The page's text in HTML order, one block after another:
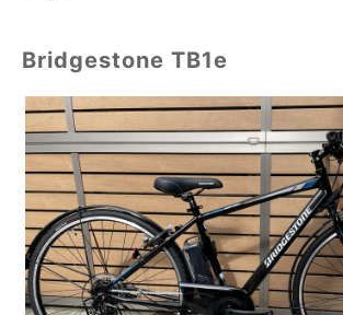
Bridgestone TB1e